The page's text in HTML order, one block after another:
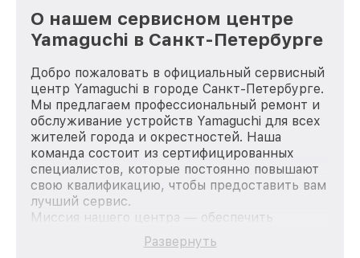
О нашем сервисном центре
Yamaguchi в Санкт-Петербурге
Добро пожаловать в официальный сервисный
центр Yamaguchi в городе Санкт-Петербурге.
Мы предлагаем профессиональный ремонт и
обслуживание устройств Yamaguchi для всех
жителей города и окрестностей. Наша
команда состоит из сертифицированных
специалистов, которые постоянно повышают
свою квалификацию, чтобы предоставить вам
лучший сервис.
Миссия нашего центра — обеспечить
качественный и доступный ремонт для
каждого пользователя продукции Yamaguchi,
Развернуть